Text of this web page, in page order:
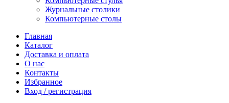
Журнальные столики
Компьютерные столы
Главная
Каталог
Доставка и оплата
О нас
Контакты
Избранное
Вход / регистрация